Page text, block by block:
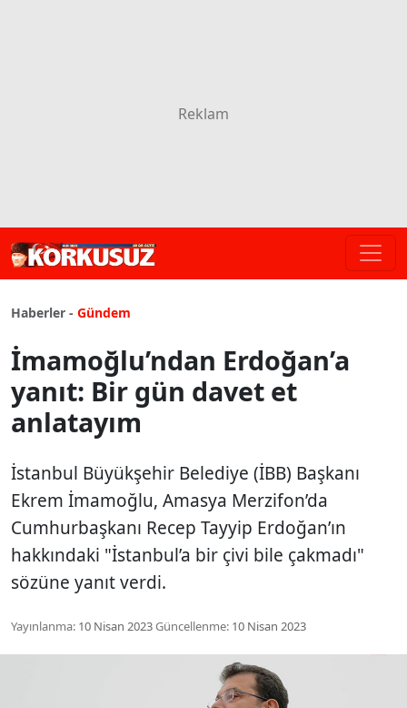
Haberler - Gündem
İmamoğlu’ndan Erdoğan’a
yanıt: Bir gün davet et
anlatayım
İstanbul Büyükşehir Belediye (İBB) Başkanı
Ekrem İmamoğlu, Amasya Merzifon’da
Cumhurbaşkanı Recep Tayyip Erdoğan’ın
hakkındaki "İstanbul’a bir çivi bile çakmadı"
sözüne yanıt verdi.
Yayınlanma: 10 Nisan 2023Güncellenme: 10 Nisan 2023